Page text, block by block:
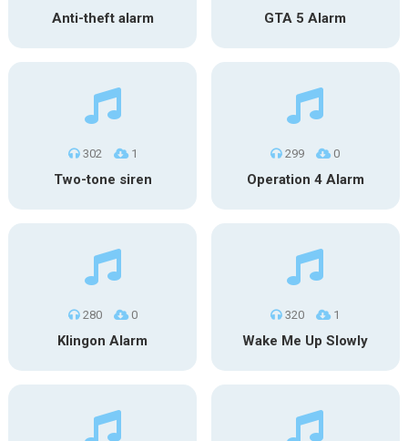
Anti-theft alarm GTA 5 Alarm
302 1
Two-tone siren
299 0
Operation 4 Alarm
280 0
Klingon Alarm
320 1
Wake Me Up Slowly